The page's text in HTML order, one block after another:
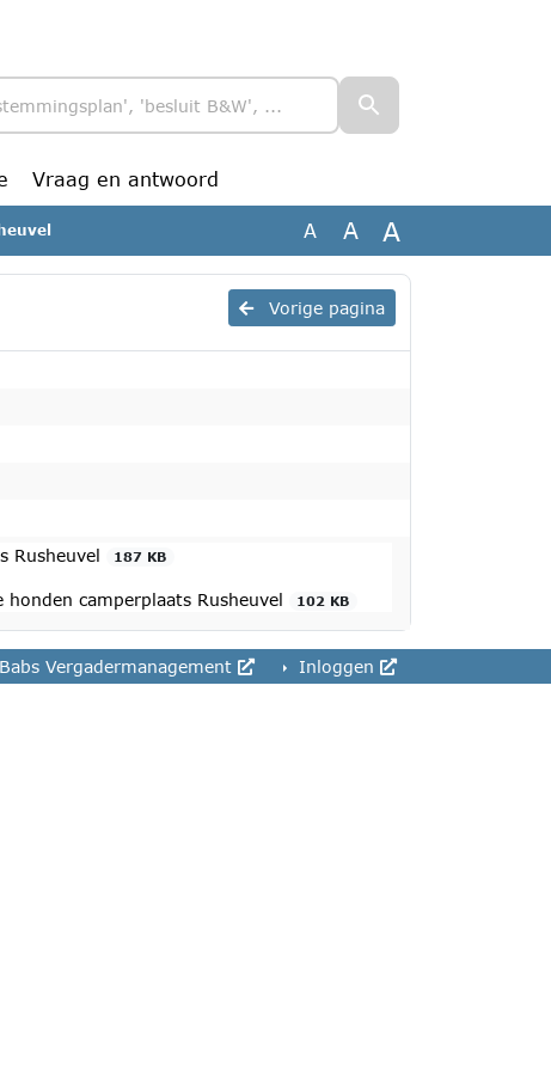
Vraag en antwoord
A A A
Vorige pagina
Rusheuvel 187 KB
camperplaats Rusheuvel 102 KB
Vergadermanagement Inloggen